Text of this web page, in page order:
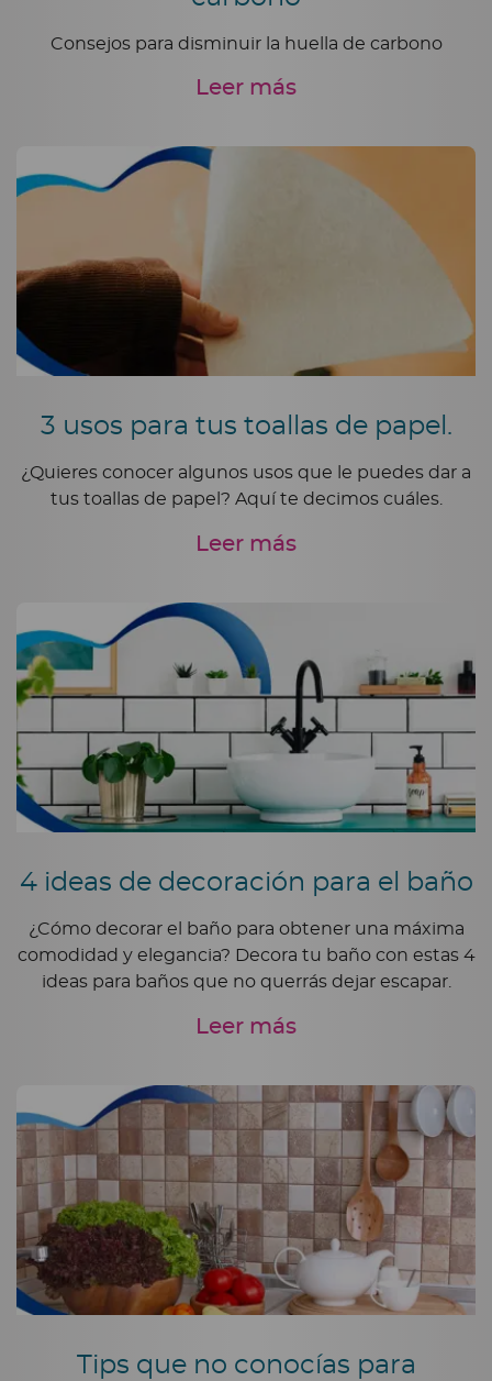
Consejos para disminuir la huella de carbono
Leer más
3 usos para tus toallas de papel.
¿Quieres conocer algunos usos que le puedes dar a
tus toallas de papel? Aquí te decimos cuáles.
Leer más
4 ideas de decoración para el baño
¿Cómo decorar el baño para obtener una máxima
comodidad y elegancia? Decora tu baño con estas 4
ideas para baños que no querrás dejar escapar.
Leer más
Tips que no conocías para